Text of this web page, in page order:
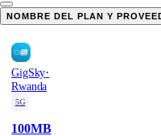
NOMBRE DEL PLAN Y
GigSky·
Rwanda
5G
100MB